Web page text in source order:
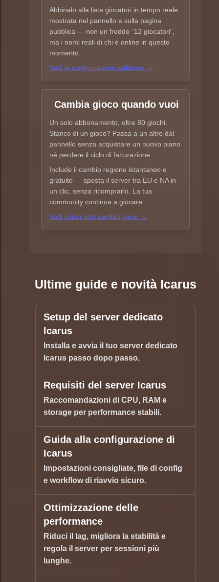
Abbinalo alla lista giocatori in tempo reale
mostrata nel pannello e sulla pagina
pubblica — non un freddo “12 giocatori”,
ma i nomi reali di chi è online in questo
momento.
Vedi le configurazioni webhook →
Cambia gioco quando vuoi
Un solo abbonamento, oltre 80 giochi.
Stanco di un gioco? Passa a un altro dal
pannello senza acquistare un nuovo piano
né perdere il ciclo di fatturazione.
Include il cambio regione istantaneo e
gratuito — sposta il server tra EU e NA in
un clic, senza ricomprarlo. La tua
community continua a giocare.
Vedi i piani con cambio gioco →
Ultime guide e novità Icarus
Setup del server dedicato
Icarus
Installa e avvia il tuo server dedicato
Icarus passo dopo passo.
Requisiti del server Icarus
Raccomandazioni di CPU, RAM e
storage per performance stabili.
Guida alla configurazione di
Icarus
Impostazioni consigliate, file di config
e workflow di riavvio sicuro.
Ottimizzazione delle
performance
Riduci il lag, migliora la stabilità e
regola il server per sessioni più
lunghe.